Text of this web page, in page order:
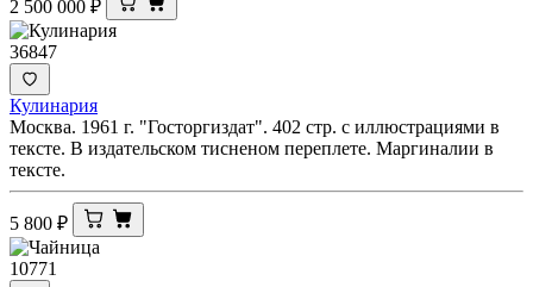
2 500 000 ₽
36847
Кулинария
Москва. 1961 г. "Госторгиздат". 402 стр. с иллюстрациями в
тексте. В издательском тисненом переплете. Маргиналии в
тексте.
5 800 ₽
10771